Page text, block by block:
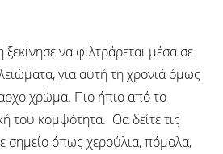
να φιλτράρεται μέσα σε
για αυτή τη χρονιά όμως
χρώμα. Πιο ήπιο από το
του κομψότητα. Θα δείτε τις
σημείο όπως χερούλια, πόμολα,